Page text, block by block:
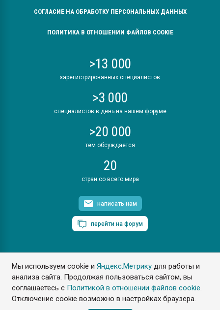
Мы используем cookie иЯндекс.Метрику для работы и
анализа сайта. Продолжая пользоваться сайтом, вы
соглашаетесь с Политикой в отношении файлов cookie.
Отключение cookie возможно в настройках браузера.
СОГЛАСИЕ НА ОБРАБОТКУ ПЕРСОНАЛЬНЫХ ДАННЫХ
ПОЛИТИКА В ОТНОШЕНИИ ФАЙЛОВ COOKIE
>13 000
зарегистрированных специалистов
>3 000
специалистов в день на нашем форуме
>20 000
тем обсуждается
20
стран со всего мира
написать нам
перейти на форум
ПластЭксперт © 2006. Все права защищены
Разрешается копирование материалов сайта с обязательной
ссылкой на www.e-plastic.ru
Разработка сайта